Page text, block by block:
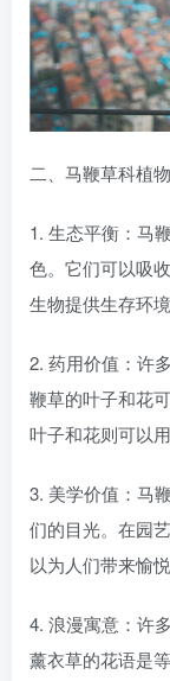
二、马鞭草科植
1. 生态平衡：马
色。它们可以吸
生物提供生存环境
2. 药用价值：许
鞭草的叶子和花
叶子和花则可以
3. 美学价值：马
们的目光。在园
以为人们带来愉悦
4. 浪漫寓意：许
薰衣草的花语是